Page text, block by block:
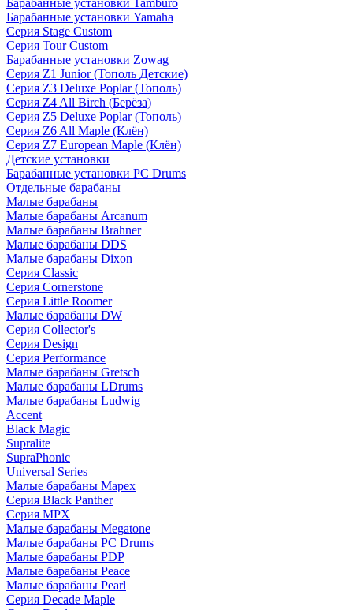
Барабанные установки Tamburo
Барабанные установки Yamaha
Серия Stage Custom
Серия Tour Custom
Барабанные установки Zowag
Серия Z1 Junior (Тополь Детские)
Серия Z3 Deluxe Poplar (Тополь)
Серия Z4 All Birch (Берёза)
Серия Z5 Deluxe Poplar (Тополь)
Серия Z6 All Maple (Клён)
Серия Z7 European Maple (Клён)
Детские установки
Барабанные установки PC Drums
Отдельные барабаны
Малые барабаны
Малые барабаны Arcanum
Малые барабаны Brahner
Малые барабаны DDS
Малые барабаны Dixon
Серия Classic
Серия Cornerstone
Серия Little Roomer
Малые барабаны DW
Серия Collector's
Серия Design
Серия Performance
Малые барабаны Gretsch
Малые барабаны LDrums
Малые барабаны Ludwig
Accent
Black Magic
Supralite
SupraPhonic
Universal Series
Малые барабаны Mapex
Серия Black Panther
Серия MPX
Малые барабаны Megatone
Малые барабаны PC Drums
Малые барабаны PDP
Малые барабаны Peace
Малые барабаны Pearl
Серия Decade Maple